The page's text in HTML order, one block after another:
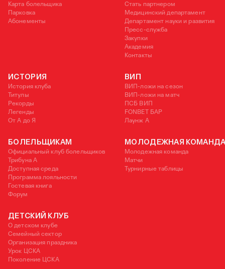
Карта болельщика
Парковка
Абонементы
Стать партнером
Медицинский департамент
Департамент науки и развития
Пресс-служба
Закупки
Академия
Контакты
ИСТОРИЯ
История клуба
Титулы
Рекорды
Легенды
От А до Я
ВИП
ВИП-ложи на сезон
ВИП-ложи на матч
ПСБ ВИП
FONBET БАР
Лаунж A
БОЛЕЛЬЩИКАМ
Официальный клуб болельщиков
Трибуна А
Доступная среда
Программа лояльности
Гостевая книга
Форум
МОЛОДЕЖНАЯ
Молодежная команда
Матчи
Турнирные таблицы
ДЕТСКИЙ КЛУБ
О детском клубе
Семейный сектор
Организация праздника
Урок ЦСКА
Поколение ЦСКА